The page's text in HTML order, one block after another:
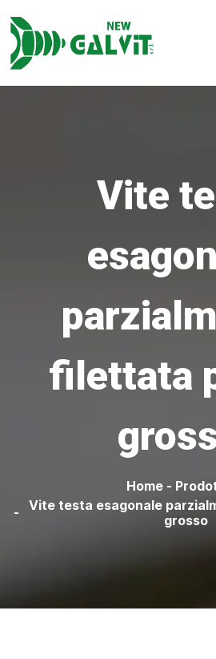
Vite
filettata
Home -
-
Vite testa esagonale
grosso